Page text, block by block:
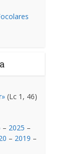
(Lc 1, 46)
– 2025 –
– 2019 –